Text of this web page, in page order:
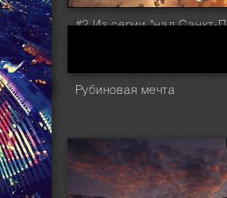
Рубиновая мечта